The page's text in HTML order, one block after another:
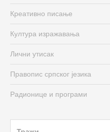
Креативно писање
Култура изражавања
Лични утисак
Правопис српског језика
Радионице и програми